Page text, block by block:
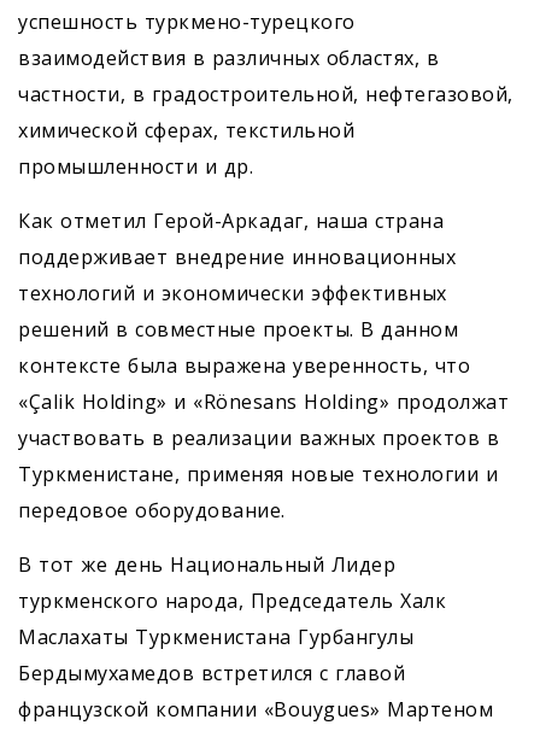
успешность туркмено-турецкого
взаимодействия в различных областях, в
частности, в градостроительной, нефтегазовой,
химической сферах, текстильной
промышленности и др.
Как отметил Герой-Аркадаг, наша страна
поддерживает внедрение инновационных
технологий и экономически эффективных
решений в совместные проекты. В данном
контексте была выражена уверенность, что
«Çalik Holding» и «Rönesans Holding» продолжат
участвовать в реализации важных проектов в
Туркменистане, применяя новые технологии и
передовое оборудование.
В тот же день Национальный Лидер
туркменского народа, Председатель Халк
Маслахаты Туркменистана Гурбангулы
Бердымухамедов встретился с главой
французской компании «Bouygues» Мартеном